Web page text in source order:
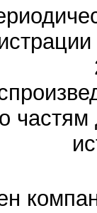
частям